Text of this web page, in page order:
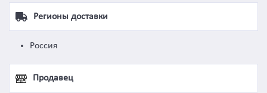
Регионы доставки
Россия
Продавец